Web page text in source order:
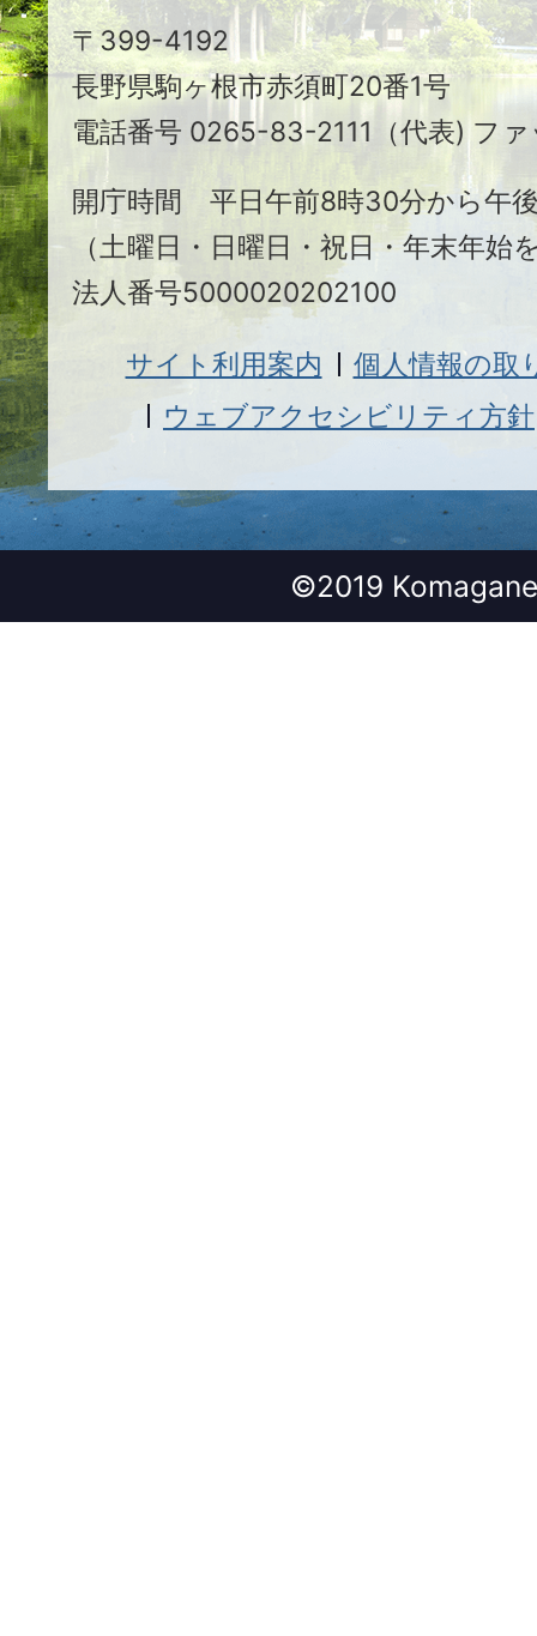
ヶ
根
市
〒399-4192
長野県駒ヶ根市赤須町20番1号
電話番号 0265-83-2111（代表) フ
開庁時間 平日午前8時30分から午
（土曜日・日曜日・祝日・年末年始
法人番号5000020202100
サイト利用案内
個人情報の取
ウェブアクセシビリティ方針
©2019